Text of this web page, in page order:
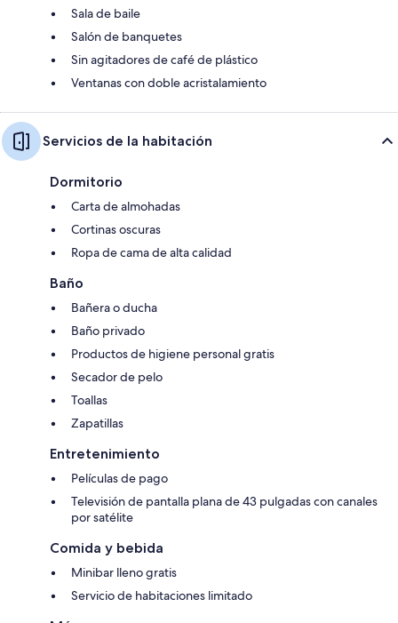
Sala de baile
Salón de banquetes
Sin agitadores de café de plástico
Ventanas con doble acristalamiento
Servicios de la habitación
Dormitorio
Carta de almohadas
Cortinas oscuras
Ropa de cama de alta calidad
Baño
Bañera o ducha
Baño privado
Productos de higiene personal gratis
Secador de pelo
Toallas
Zapatillas
Entretenimiento
Películas de pago
Televisión de pantalla plana de 43 pulgadas con canales
por satélite
Comida y bebida
Minibar lleno gratis
Servicio de habitaciones limitado